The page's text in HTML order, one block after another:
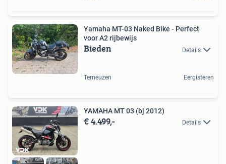
Yamaha MT-03 Naked Bike - Perfect
voor A2 rijbewijs
Bieden Details
Terneuzen Eergisteren
YAMAHA MT 03 (bj 2012)
€ 4.499,- Details